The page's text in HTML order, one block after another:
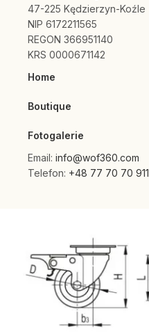
47-225 Kędzierzyn-Koźle
NIP 6172211565
REGON 366951140
KRS 0000671142
Home
Boutique
Fotogalerie
Email: info@wof360.com
Telefon: +48 77 70 70 911